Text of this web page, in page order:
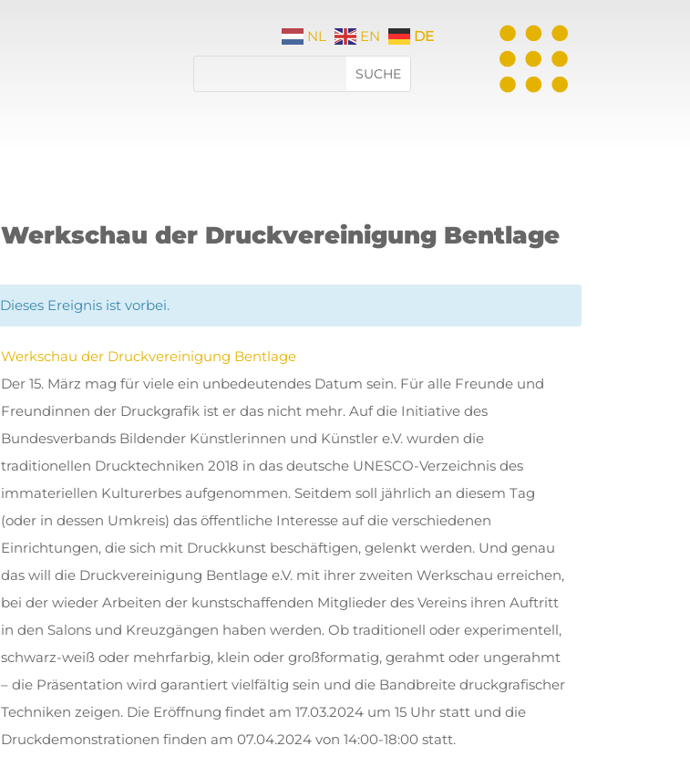
NL EN DE
Werkschau der Druckvereinigung Bentlage
Dieses Ereignis ist vorbei.
Werkschau der Druckvereinigung Bentlage
Der 15. März mag für viele ein unbedeutendes Datum sein. Für alle Freunde und
Freundinnen der Druckgrafik ist er das nicht mehr. Auf die Initiative des
Bundesverbands Bildender Künstlerinnen und Künstler e.V. wurden die
traditionellen Drucktechniken 2018 in das deutsche UNESCO-Verzeichnis des
immateriellen Kulturerbes aufgenommen. Seitdem soll jährlich an diesem Tag
(oder in dessen Umkreis) das öffentliche Interesse auf die verschiedenen
Einrichtungen, die sich mit Druckkunst beschäftigen, gelenkt werden. Und genau
das will die Druckvereinigung Bentlage e.V. mit ihrer zweiten Werkschau erreichen,
bei der wieder Arbeiten der kunstschaffenden Mitglieder des Vereins ihren Auftritt
in den Salons und Kreuzgängen haben werden. Ob traditionell oder experimentell,
schwarz-weiß oder mehrfarbig, klein oder großformatig, gerahmt oder ungerahmt
– die Präsentation wird garantiert vielfältig sein und die Bandbreite druckgrafischer
Techniken zeigen. Die Eröffnung findet am 17.03.2024 um 15 Uhr statt und die
Druckdemonstrationen finden am 07.04.2024 von 14:00-18:00 statt.